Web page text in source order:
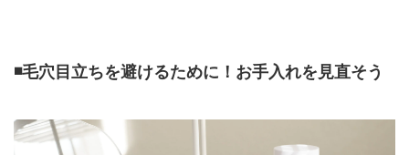
◾️毛穴目立ちを避けるために！お手入れを見直そう